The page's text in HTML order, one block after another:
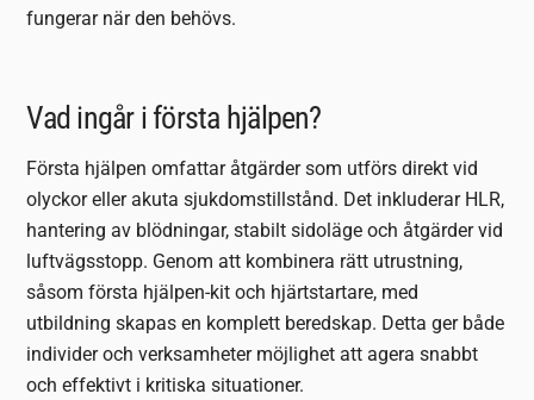
fungerar när den behövs.
Vad ingår i första hjälpen?
Första hjälpen omfattar åtgärder som utförs direkt vid
olyckor eller akuta sjukdomstillstånd. Det inkluderar HLR,
hantering av blödningar, stabilt sidoläge och åtgärder vid
luftvägsstopp. Genom att kombinera rätt utrustning,
såsom första hjälpen-kit och hjärtstartare, med
utbildning skapas en komplett beredskap. Detta ger både
individer och verksamheter möjlighet att agera snabbt
och effektivt i kritiska situationer.